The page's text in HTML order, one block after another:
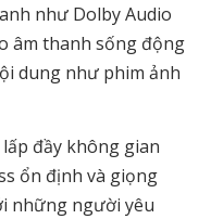
như Dolby Audio
âm thanh sống động
dung như phim ảnh
đầy không gian
ổn định và giọng
những người yêu